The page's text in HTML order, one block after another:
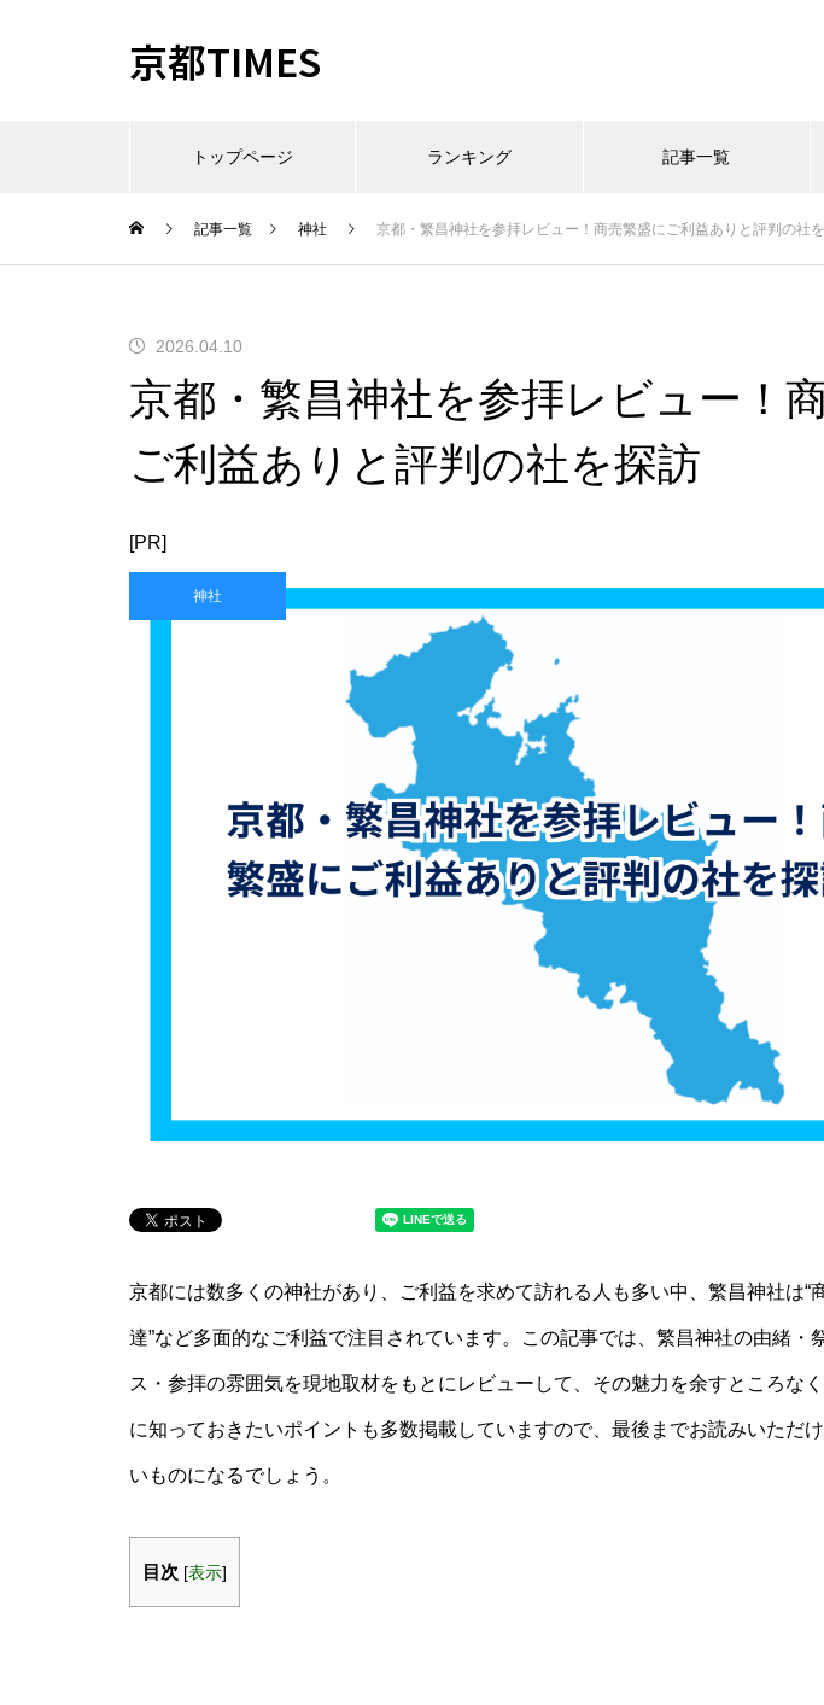
京都TIMES
トップページ ランキング 記事一覧
記事一覧 神社 京都・繁昌神社を参拝レビュー！商売繁盛にご利益ありと評判の社
2026.04.10
京都・繁昌神社を参拝レビュー！
ご利益ありと評判の社を探訪
[PR]
神社
京都には数多くの神社があり、ご利益を求めて訪れる人も多い中、繁昌神社は“商
達”など多面的なご利益で注目されています。この記事では、繁昌神社の由緒・
ス・参拝の雰囲気を現地取材をもとにレビューして、その魅力を余すところな
に知っておきたいポイントも多数掲載していますので、最後までお読みいただ
いものになるでしょう。
目次 [表示]